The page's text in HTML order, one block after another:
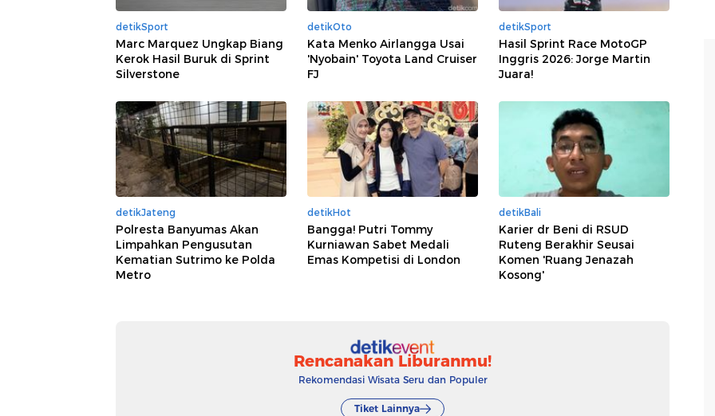
detikSport
Marc Marquez Ungkap Biang
Kerok Hasil Buruk di Sprint
Silverstone
detikOto
Kata Menko Airlangga Usai
'Nyobain' Toyota Land Cruiser
FJ
detikSport
Hasil Sprint Race MotoGP
Inggris 2026: Jorge Martin
Juara!
detikJateng
Polresta Banyumas Akan
Limpahkan Pengusutan
Kematian Sutrimo ke Polda
Metro
detikHot
Bangga! Putri Tommy
Kurniawan Sabet Medali
Emas Kompetisi di London
detikBali
Karier dr Beni di RSUD
Ruteng Berakhir Seusai
Komen 'Ruang Jenazah
Kosong'
Rencanakan Liburanmu!
Rekomendasi Wisata Seru dan Populer
Tiket Lainnya